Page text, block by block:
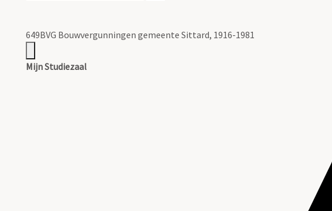
649BVG Bouwvergunningen gemeente Sittard, 1916-1981
Mijn Studiezaal